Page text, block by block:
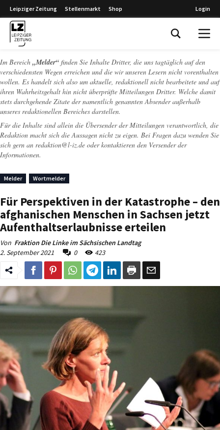
Leipziger Zeitung Stellenmarkt Shop Login
Im Bereich „Melder“ finden Sie Inhalte Dritter, die uns tagtäglich auf den
verschiedensten Wegen erreichen und die wir unseren Lesern nicht vorenthalten
wollen. Es handelt sich also um aktuelle, redaktionell nicht bearbeitete und auf
ihren Wahrheitsgehalt hin nicht überprüfte Mitteilungen Dritter. Welche damit
stets durchgehende Zitate der namentlich genannten Absender außerhalb
unseres redaktionellen Bereiches darstellen.
Für die Inhalte sind allein die Übersender der Mitteilungen verantwortlich, die
Redaktion macht sich die Aussagen nicht zu eigen. Bei Fragen dazu wenden Sie
sich gern an redaktion@l-iz.de oder kontaktieren den Versender der
Informationen.
Melder Wortmelder
Für Perspektiven in der Katastrophe – den
afghanischen Menschen in Sachsen jetzt
Aufenthaltserlaubnisse erteilen
Von Fraktion Die Linke im Sächsischen Landtag
2. September 2021
0 423